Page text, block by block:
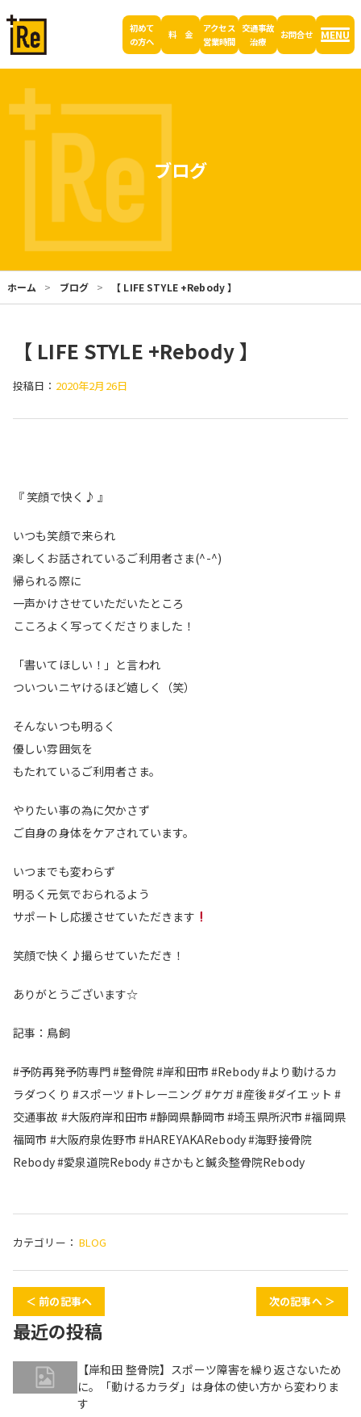
初めて
の方へ
料 金
アクセス
営業時間
交通事故
治療
お問合せ MENU
ブログ
ホーム ブログ 【 LIFE STYLE +Rebody 】
【 LIFE STYLE +Rebody 】
投稿日： 2020年2月26日
『 笑顔で快く♪ 』
いつも笑顔で来られ
楽しくお話されているご利用者さま(^-^)
帰られる際に
一声かけさせていただいたところ
こころよく写ってくださりました！
「書いてほしい！」と言われ
ついついニヤけるほど嬉しく（笑）
そんないつも明るく
優しい雰囲気を
もたれているご利用者さま。
やりたい事の為に欠かさず
ご自身の身体をケアされています。
いつまでも変わらず
明るく元気でおられるよう
サポートし応援させていただきます
笑顔で快く♪撮らせていただき！
ありがとうございます☆
記事：鳥飼
#予防再発予防専門 #整骨院 #岸和田市 #Rebody #より動けるカ
ラダつくり #スポーツ #トレーニング #ケガ #産後 #ダイエット #
交通事故 #大阪府岸和田市 #静岡県静岡市 #埼玉県所沢市 #福岡県
福岡市 #大阪府泉佐野市 #HAREYAKARebody #海野接骨院
Rebody #愛泉道院Rebody #さかもと鍼灸整骨院Rebody
カテゴリー： BLOG
＜ 前の記事へ 次の記事へ ＞
最近の投稿
【岸和田 整骨院】スポーツ障害を繰り返さないため
に。「動けるカラダ」は身体の使い方から変わりま
す